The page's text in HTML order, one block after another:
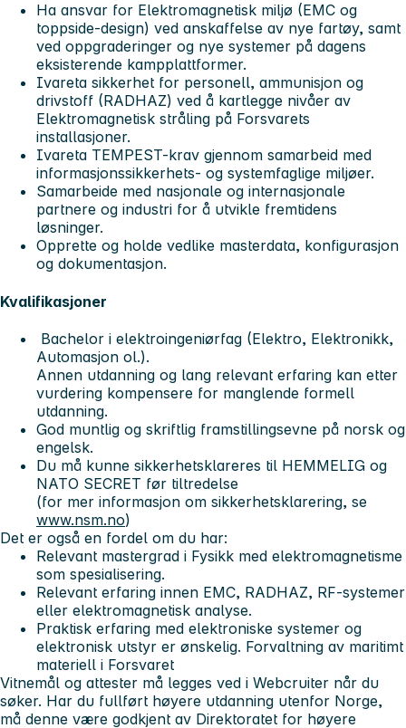
Ha ansvar for Elektromagnetisk miljø (EMC og
toppside-design) ved anskaffelse av nye fartøy, samt
ved oppgraderinger og nye systemer på dagens
eksisterende kampplattformer.
Ivareta sikkerhet for personell, ammunisjon og
drivstoff (RADHAZ) ved å kartlegge nivåer av
Elektromagnetisk stråling på Forsvarets
installasjoner.
Ivareta TEMPEST-krav gjennom samarbeid med
informasjonssikkerhets- og systemfaglige miljøer.
Samarbeide med nasjonale og internasjonale
partnere og industri for å utvikle fremtidens
løsninger.
Opprette og holde vedlike masterdata, konfigurasjon
og dokumentasjon.
Kvalifikasjoner
Bachelor i elektroingeniørfag (Elektro, Elektronikk,
Automasjon ol.).
Annen utdanning og lang relevant erfaring kan etter
vurdering kompensere for manglende formell
utdanning.
God muntlig og skriftlig framstillingsevne på norsk og
engelsk.
Du må kunne sikkerhetsklareres til HEMMELIG og
NATO SECRET før tiltredelse
(for mer informasjon om sikkerhetsklarering, se
www.nsm.no)
Det er også en fordel om du har:
Relevant mastergrad i Fysikk med elektromagnetisme
som spesialisering.
Relevant erfaring innen EMC, RADHAZ, RF-systemer
eller elektromagnetisk analyse.
Praktisk erfaring med elektroniske systemer og
elektronisk utstyr er ønskelig. Forvaltning av maritimt
materiell i Forsvaret
Vitnemål og attester må legges ved i Webcruiter når du
søker. Har du fullført høyere utdanning utenfor Norge,
må denne være godkjent av Direktoratet for høyere